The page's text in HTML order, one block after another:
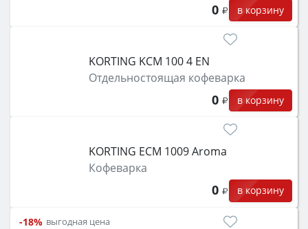
0 в корзину
KORTING KCM 100 4 EN
Отдельностоящая кофеварка
0 в корзину
KORTING ECM 1009 Aroma
Кофеварка
0 в корзину
-18% выгодная цена